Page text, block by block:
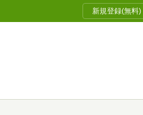
新規登録(無料)